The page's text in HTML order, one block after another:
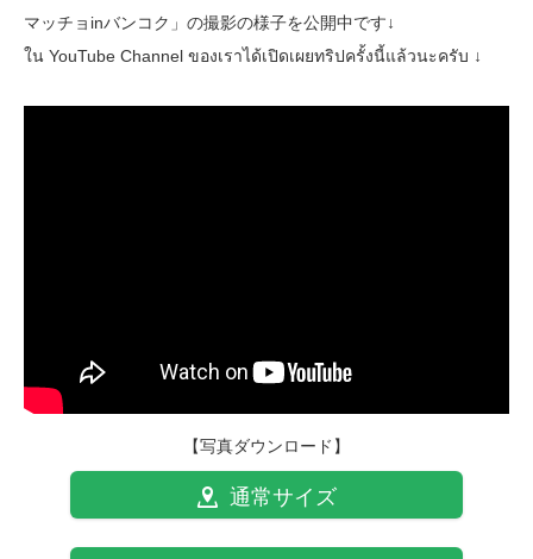
マッチョinバンコク」の撮影の様子を公開中です↓
ใน YouTube Channel ของเราได้เปิดเผยทริปครั้งนี้แล้วนะครับ ↓
【写真ダウンロード】
通常サイズ